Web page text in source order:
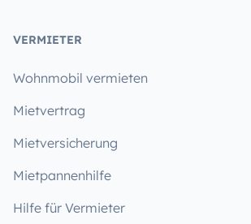
VERMIETER
Wohnmobil vermieten
Mietvertrag
Mietversicherung
Mietpannenhilfe
Hilfe für Vermieter